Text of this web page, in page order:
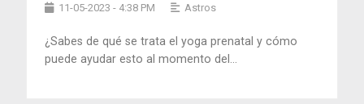
11-05-2023 - 4:38 PM Astros
¿Sabes de qué se trata el yoga prenatal y cómo
puede ayudar esto al momento del...